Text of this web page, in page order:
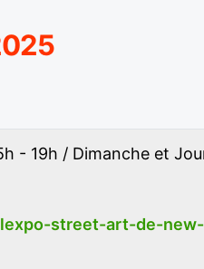
- 19h / Dimanche et
street-art-de-